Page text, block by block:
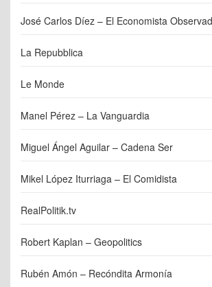
José Carlos Díez – El Economista
La Repubblica
Le Monde
Manel Pérez – La Vanguardia
Miguel Ángel Aguilar – Cadena Ser
Mikel López Iturriaga – El Comidista
RealPolitik.tv
Robert Kaplan – Geopolitics
Rubén Amón – Recóndita Armonía